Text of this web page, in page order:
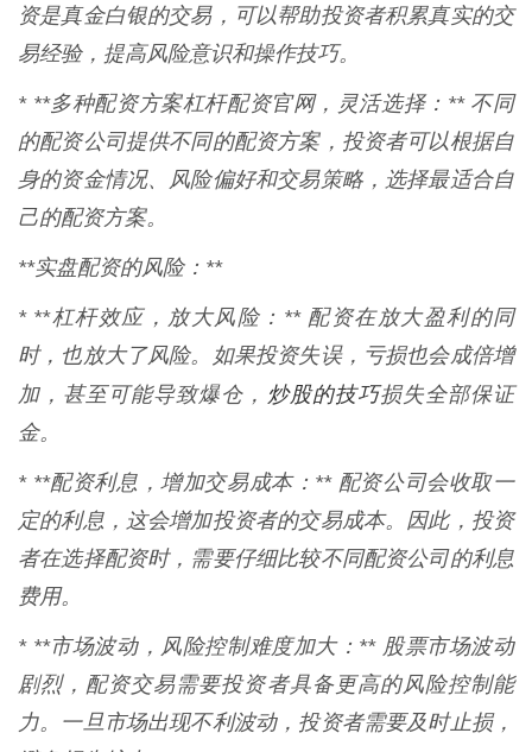
资是真金白银的交易，可以帮助投资者积累真实的交
易经验，提高风险意识和操作技巧。
* **多种配资方案杠杆配资官网，灵活选择：** 不同
的配资公司提供不同的配资方案，投资者可以根据自
身的资金情况、风险偏好和交易策略，选择最适合自
己的配资方案。
**实盘配资的风险：**
* **杠杆效应，放大风险：** 配资在放大盈利的同
时，也放大了风险。如果投资失误，亏损也会成倍增
加，甚至可能导致爆仓， 炒股的技巧损失全部保证
金。
* **配资利息，增加交易成本：** 配资公司会收取一
定的利息，这会增加投资者的交易成本。因此，投资
者在选择配资时，需要仔细比较不同配资公司的利息
费用。
* **市场波动，风险控制难度加大：** 股票市场波动
剧烈，配资交易需要投资者具备更高的风险控制能
力。一旦市场出现不利波动，投资者需要及时止损，